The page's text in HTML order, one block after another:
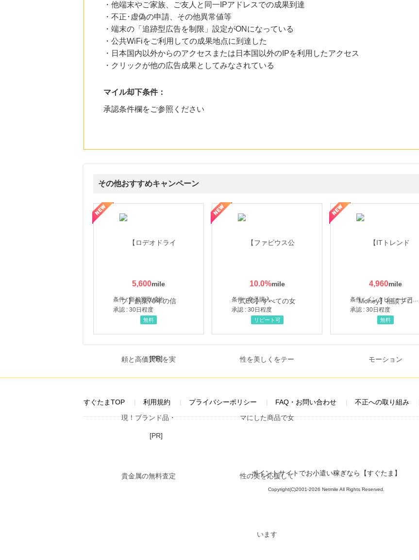
・他端末やご家族、ご友人と同一IPアドレスでの成果到達
・不正･虚偽の申請、その他異常値等
・端末の「追跡型広告を制限」設定がONになっている
・公共WiFiをご利用しての成果地点に到達した
・日本国内以外からのアクセスまたは日本国以外のIPを利用したアクセス
・クリックが他の広告成果としてみなされている
マイル却下条件：
承認条件欄をご参照ください
その他おすすめキャンペーン
5,600
条件 : 新規買取成約
承認 : 30日程度
無料
10.0%
条件 : 商品購入
承認 : 30日程度
くをテーマにした商品で女性の美を応援しています
リピート可
4,960
条件 : インタビューヒアリング完了
承認 : 30日程度
【ITトレンドMoney】相談プロモーション
無料
ハミングウォーター【販売代理店】
[PR]
すぐたまTOP 利用規約 プライバシーポリシー FAQ・お問い合わせ 不正への取り組み
[PR]
ポイントサイトでお小遣い稼ぎなら【すぐたま】
Copyright(C)2001-2026 Netmile All Rights Reserved.